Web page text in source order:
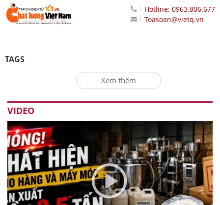
Hotline: 0963.806.677
Toasoan@vietq.vn
TAGS
Xem thêm
VIDEO